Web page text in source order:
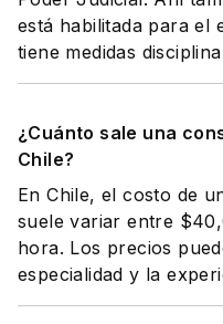
está habilitada para el
tiene medidas
¿Cuánto sale una
Chile?
En Chile, el costo de
suele variar entre
hora. Los precios
especialidad y la